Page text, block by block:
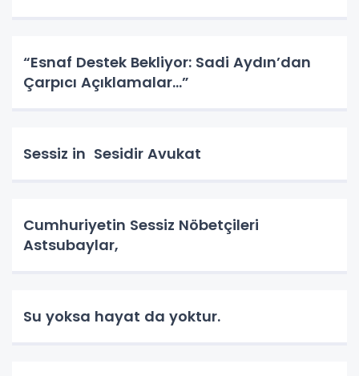
“Esnaf Destek Bekliyor: Sadi Aydın’dan
Çarpıcı Açıklamalar…”
Sessiz in Sesidir Avukat
Cumhuriyetin Sessiz Nöbetçileri
Astsubaylar,
Su yoksa hayat da yoktur.